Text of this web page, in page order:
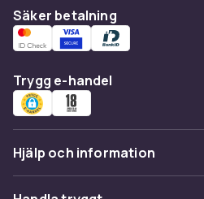
– blöjor, våtservetter, kräm
inom räckhåll så att du
barnet ensamt. Välj ett
skötunderlag som är
Skötväskor
på språng med bebisen.
många fack och hållbara
Säker betalning
Trygg e-handel
Hjälp och information
Vanliga frågor